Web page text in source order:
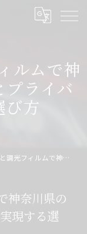
ルムで神
ライバ
び方
県の車内快適性とプライバシーを実現する選び方
神奈川県の
現する選